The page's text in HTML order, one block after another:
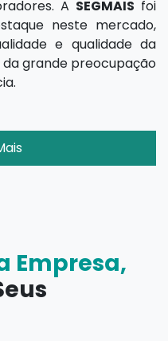
A SEGMAIS foi
neste mercado,
e qualidade da
grande preocupação
Empresa,